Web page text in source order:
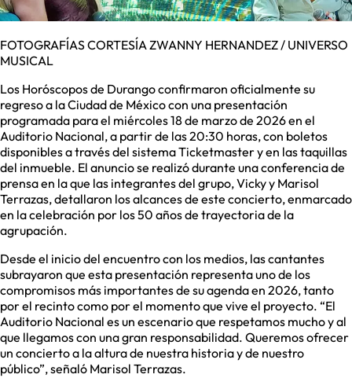
FOTOGRAFÍAS CORTESÍA ZWANNY HERNANDEZ / UNIVERSO
MUSICAL
Los Horóscopos de Durango confirmaron oficialmente su
regreso a la Ciudad de México con una presentación
programada para el miércoles 18 de marzo de 2026 en el
Auditorio Nacional, a partir de las 20:30 horas, con boletos
disponibles a través del sistema Ticketmaster y en las taquillas
del inmueble. El anuncio se realizó durante una conferencia de
prensa en la que las integrantes del grupo, Vicky y Marisol
Terrazas, detallaron los alcances de este concierto, enmarcado
en la celebración por los 50 años de trayectoria de la
agrupación.
Desde el inicio del encuentro con los medios, las cantantes
subrayaron que esta presentación representa uno de los
compromisos más importantes de su agenda en 2026, tanto
por el recinto como por el momento que vive el proyecto. “El
Auditorio Nacional es un escenario que respetamos mucho y al
que llegamos con una gran responsabilidad. Queremos ofrecer
un concierto a la altura de nuestra historia y de nuestro
público”, señaló Marisol Terrazas.